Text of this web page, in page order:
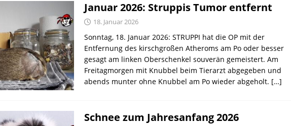
Januar 2026: Struppis Tumor entfernt
18. Januar 2026
Sonntag, 18. Januar 2026: STRUPPI hat die OP mit der
Entfernung des kirschgroßen Atheroms am Po oder besser
gesagt am linken Oberschenkel souverän gemeistert. Am
Freitagmorgen mit Knubbel beim Tierarzt abgegeben und
abends munter ohne Knubbel am Po wieder abgeholt. […]
Schnee zum Jahresanfang 2026